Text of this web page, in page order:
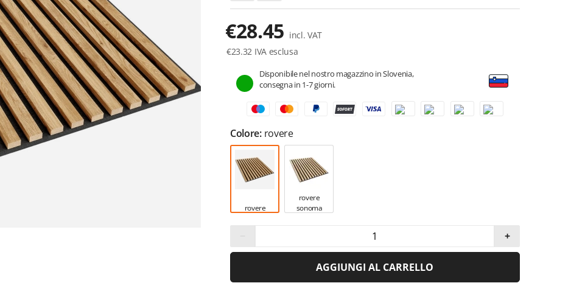
€28.45 incl. VAT
€23.32 IVA esclusa
Disponibile nel nostro magazzino in Slovenia,
consegna in 1-7 giorni.
Colore: rovere
rovere
rovere
sonoma
+
AGGIUNGI AL CARRELLO